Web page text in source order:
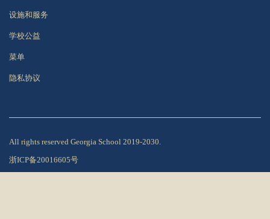
设施和服务
学校公益
菜单
隐私协议
All rights reserved Georgia School 2019-2030.
浙ICP备20016605号